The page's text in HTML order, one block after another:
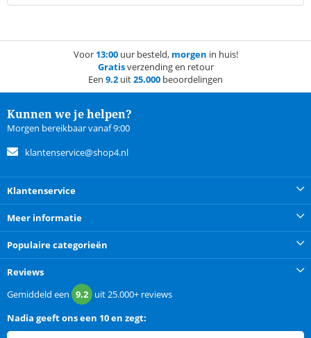
Voor 13:00uur besteld, morgen in huis!
Gratisverzending en retour
Een 9.2 uit25.000 beoordelingen
Kunnen we je helpen?
Morgen bereikbaar vanaf 9:00
klantenservice@shop4.nl
Klantenservice
Meer informatie
Populaire categorieën
Reviews
Gemiddeld een 9.2 uit25.000+ reviews
Nadia geeft ons een 10 en zegt: